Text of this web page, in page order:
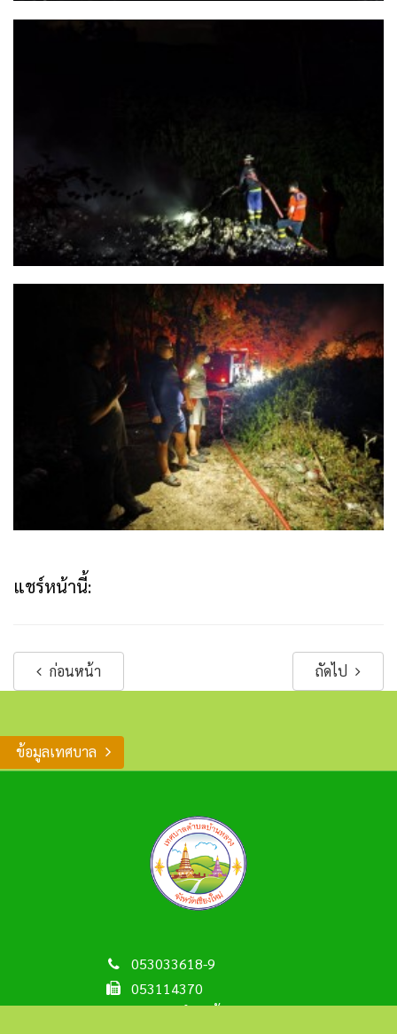
ข้อมูลเทศบาล
แชร์หน้านี้:
ก่อนหน้า ถัดไป
053033618-9
053114370